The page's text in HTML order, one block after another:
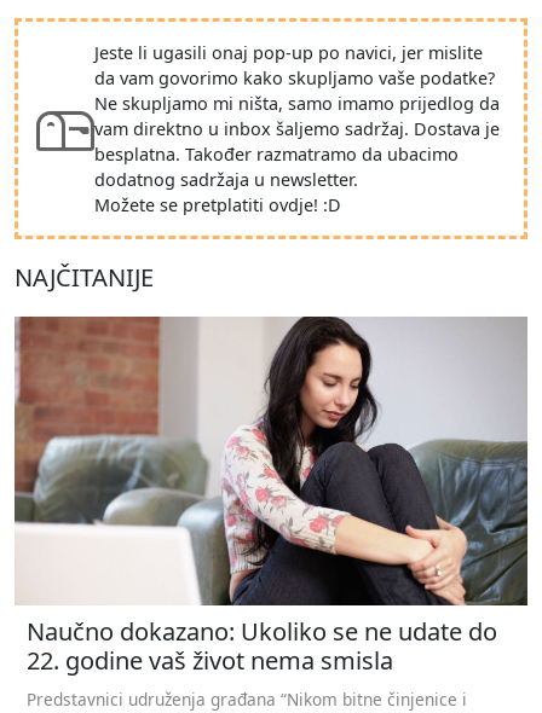
Jeste li ugasili onaj pop-up po navici, jer mislite
da vam govorimo kako skupljamo vaše podatke?
Ne skupljamo mi ništa, samo imamo prijedlog da
vam direktno u inbox šaljemo sadržaj. Dostava je
besplatna. Također razmatramo da ubacimo
dodatnog sadržaja u newsletter.
Možete se pretplatiti ovdje! :D
NAJČITANIJE
Naučno dokazano: Ukoliko se ne udate do
22. godine vaš život nema smisla
Predstavnici udruženja građana “Nikom bitne činjenice i